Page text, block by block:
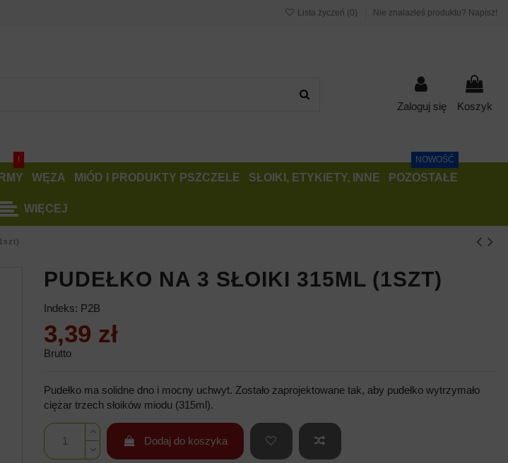
Lista życzeń (0) Nie znalazłeś produktu? Napisz!
Zaloguj się Koszyk
!
WĘZA MIÓD I PRODUKTY PSZCZELE SŁOIKI, ETYKIETY, INNE POZOSTAŁE
NOWOŚĆ
WIĘCEJ
PUDEŁKO NA 3 SŁOIKI 315ML (1SZT)
Indeks: P2B
3,39 zł
Brutto
Pudełko ma solidne dno i mocny uchwyt. Zostało zaprojektowane tak, aby pudełko wytrzymało
ciężar trzech słoików miodu (315ml).
Dodaj do koszyka